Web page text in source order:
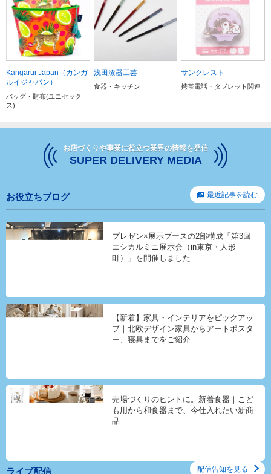
Kangarui Japan（カンガ
ルイジャパン）
バッグ・財布(ユニセック
ス)
浅田漆器工芸
食器・キッチン
サンクレスト
携帯電話・タブレット関連
お店づくりや事業に役立つ業界の情報を発信
SUPER DELIVERY MEDIA
お役立ちブログ 最近記事を読む
プレゼン×展示ブースの2部構成「第3回
エシカルミニ展示会（in東京・人形
町）」を開催しました
【新着】家具・インテリアをピックアッ
プ｜北欧デザイン家具からアートポスタ
ー、寝具までをご紹介
売場づくりのヒントに。新着食器｜こど
も用から和食器まで、今仕入れたい新商
品
ライブ配信 配信告知を見る